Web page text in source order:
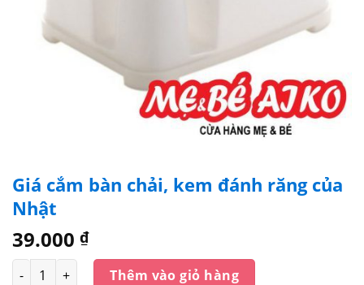
Giá cắm bàn chải, kem đánh răng của
Nhật
39.000 ₫
Số lượng Thêm vào giỏ hàng